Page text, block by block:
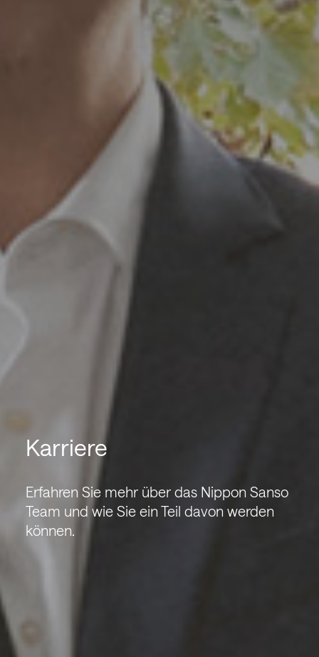
Karriere
Erfahren Sie mehr über das Nippon Sanso
Team und wie Sie ein Teil davon werden
können.